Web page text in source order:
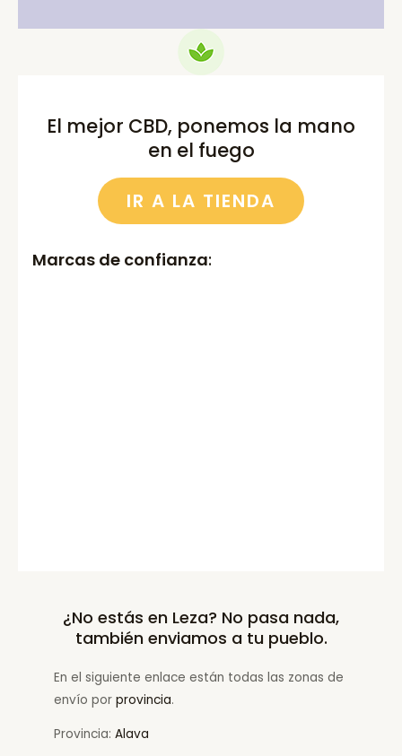
El mejor CBD, ponemos la mano
en el fuego
IR A LA TIENDA
Marcas de confianza:
¿No estás en Leza? No pasa nada,
también enviamos a tu pueblo.
En el siguiente enlace están todas las zonas de
envío por provincia.
Provincia: Alava